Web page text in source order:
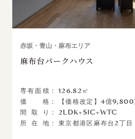
赤坂・青山・麻布エリア
麻布台パークハウス
専有 面 積
126.82㎡
価
格
【価格改定】4億9,800
間
取 り
2LDK+SIC+WTC
所
在 地 東京都港区麻布台2丁目